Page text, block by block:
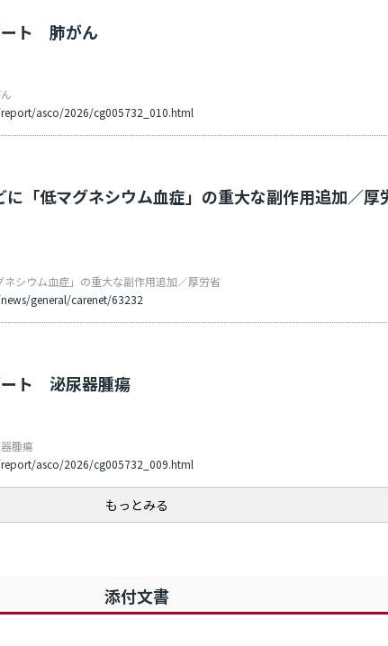
ート 肺がん
asco/2026/cg005732_010.html
に「低マグネシウム血症」の重大な副作用追加／厚
ネシウム血症」の重大な副作用追加／厚労省
general/carenet/63232
ト 泌尿器腫瘍
腫瘍
asco/2026/cg005732_009.html
もっとみる
添付文書